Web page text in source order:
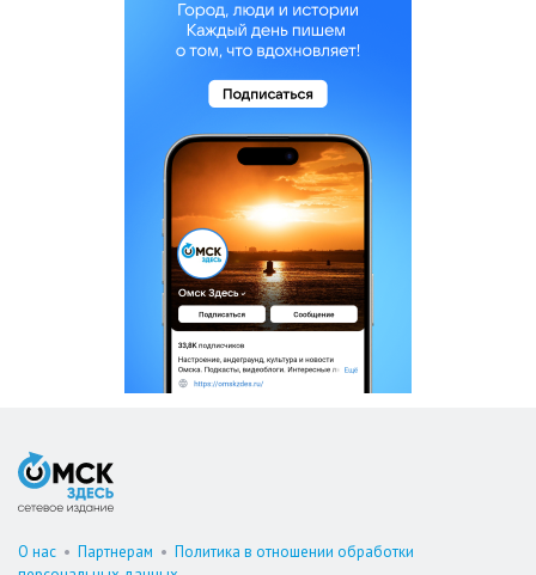
О нас • Партнерам • Политика в отношении обработки